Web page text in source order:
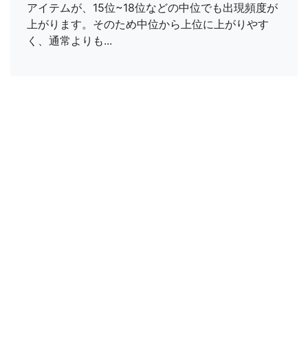
アイテムが、15位~18位などの中位でも出現頻度が
上がります。そのため中位から上位に上がりやす
く、通常よりも...